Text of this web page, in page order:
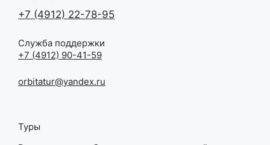
+7 (4912) 22-78-95
Служба поддержки
+7 (4912) 90-41-59
orbitatur@yandex.ru
Туры